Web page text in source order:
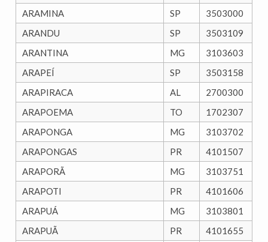
ARAMINA
SP
3503000
ARANDU
SP
3503109
ARANTINA
MG
3103603
ARAPEÍ
SP
3503158
ARAPIRACA
AL
2700300
ARAPOEMA
TO
1702307
ARAPONGA
MG
3103702
ARAPONGAS
PR
4101507
ARAPORÃ
MG
3103751
ARAPOTI
PR
4101606
ARAPUÁ
MG
3103801
ARAPUÃ
PR
4101655